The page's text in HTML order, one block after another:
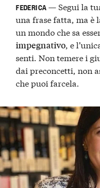
FEDERICA— Segui la
una frase fatta, ma è
un mondo che sa
impegnativo, e
senti. Non temere i
dai preconcetti, non
che puoi farcela.